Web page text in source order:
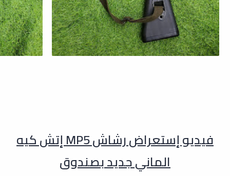
فيديو إستعراض رشاش MP5 إتش كيه
الماني جديد بصندوق